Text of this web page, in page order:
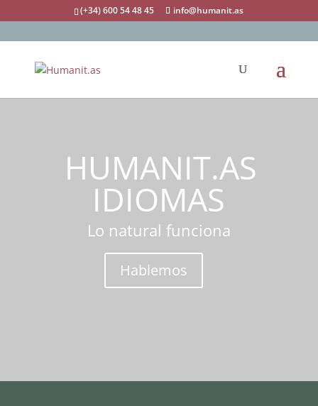
(+34) 600 54 48 45 info@humanit.as
HUMANIT.AS
IDIOMAS
Lo natural funciona
Hablemos